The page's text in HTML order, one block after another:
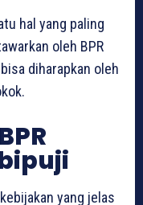
hal yang paling
oleh BPR
diharapkan oleh
yang jelas